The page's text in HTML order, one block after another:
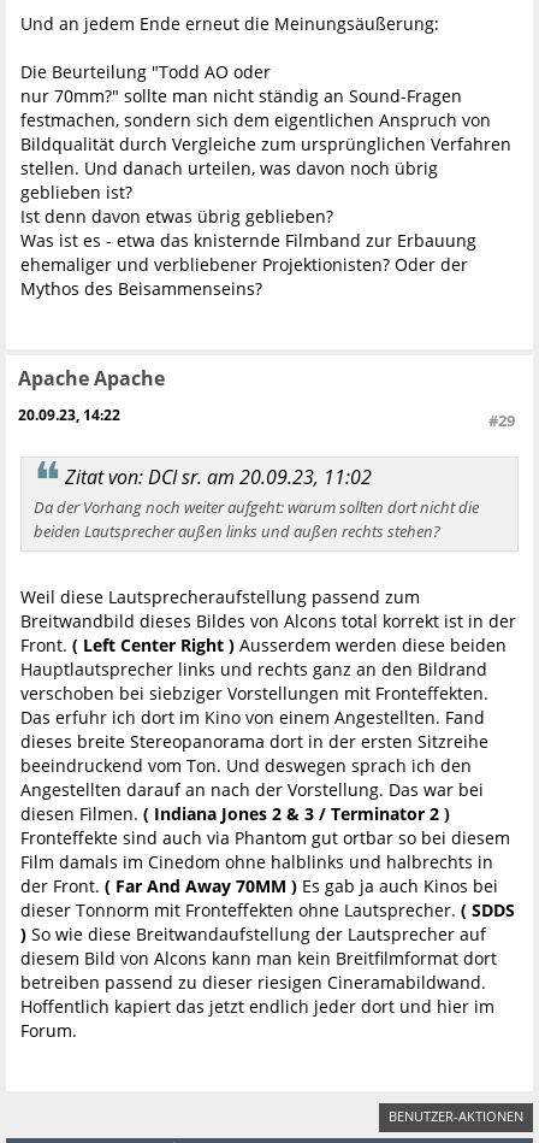
Und an jedem Ende erneut die Meinungsäußerung:
Die Beurteilung "Todd AO oder
nur 70mm?" sollte man nicht ständig an Sound-Fragen
festmachen, sondern sich dem eigentlichen Anspruch von
Bildqualität durch Vergleiche zum ursprünglichen Verfahren
stellen. Und danach urteilen, was davon noch übrig
geblieben ist?
Ist denn davon etwas übrig geblieben?
Was ist es - etwa das knisternde Filmband zur Erbauung
ehemaliger und verbliebener Projektionisten? Oder der
Mythos des Beisammenseins?
Apache Apache
20.09.23, 14:22 #29
Zitat von: DCI sr. am 20.09.23, 11:02
Da der Vorhang noch weiter aufgeht: warum sollten dort nicht die
beiden Lautsprecher außen links und außen rechts stehen?
Weil diese Lautsprecheraufstellung passend zum
Breitwandbild dieses Bildes von Alcons total korrekt ist in der
Front. ( Left Center Right ) Ausserdem werden diese beiden
Hauptlautsprecher links und rechts ganz an den Bildrand
verschoben bei siebziger Vorstellungen mit Fronteffekten.
Das erfuhr ich dort im Kino von einem Angestellten. Fand
dieses breite Stereopanorama dort in der ersten Sitzreihe
beeindruckend vom Ton. Und deswegen sprach ich den
Angestellten darauf an nach der Vorstellung. Das war bei
diesen Filmen. ( Indiana Jones 2 & 3 / Terminator 2 )
Fronteffekte sind auch via Phantom gut ortbar so bei diesem
Film damals im Cinedom ohne halblinks und halbrechts in
der Front. ( Far And Away 70MM ) Es gab ja auch Kinos bei
dieser Tonnorm mit Fronteffekten ohne Lautsprecher. ( SDDS
) So wie diese Breitwandaufstellung der Lautsprecher auf
diesem Bild von Alcons kann man kein Breitfilmformat dort
betreiben passend zu dieser riesigen Cineramabildwand.
Hoffentlich kapiert das jetzt endlich jeder dort und hier im
Forum.
BENUTZER-AKTIONEN